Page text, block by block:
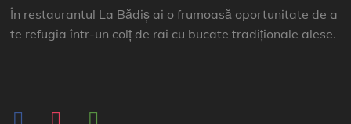
În restaurantul La Bădiș ai o frumoasă oportunitate de a
te refugia într-un colț de rai cu bucate tradiționale alese.
facebookinstagramtripadvisor